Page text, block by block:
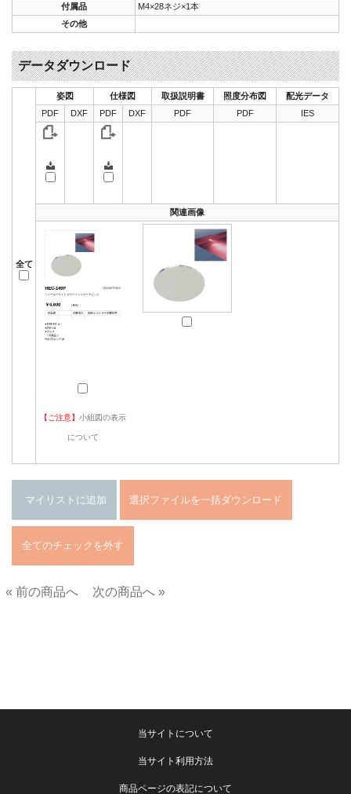
付属品
M4×28ネジ×1本
その他
データダウンロード
全て
姿図 仕様図 取扱説明書 照度分布図
配光データ
PDF
DXF PDF DXF PDF PDF IES
関連画像
【ご注意】 小組図の表示
について
« 前の商品へ
次の商品へ »
当サイトについて
当サイト利用方法
商品ページの表記について